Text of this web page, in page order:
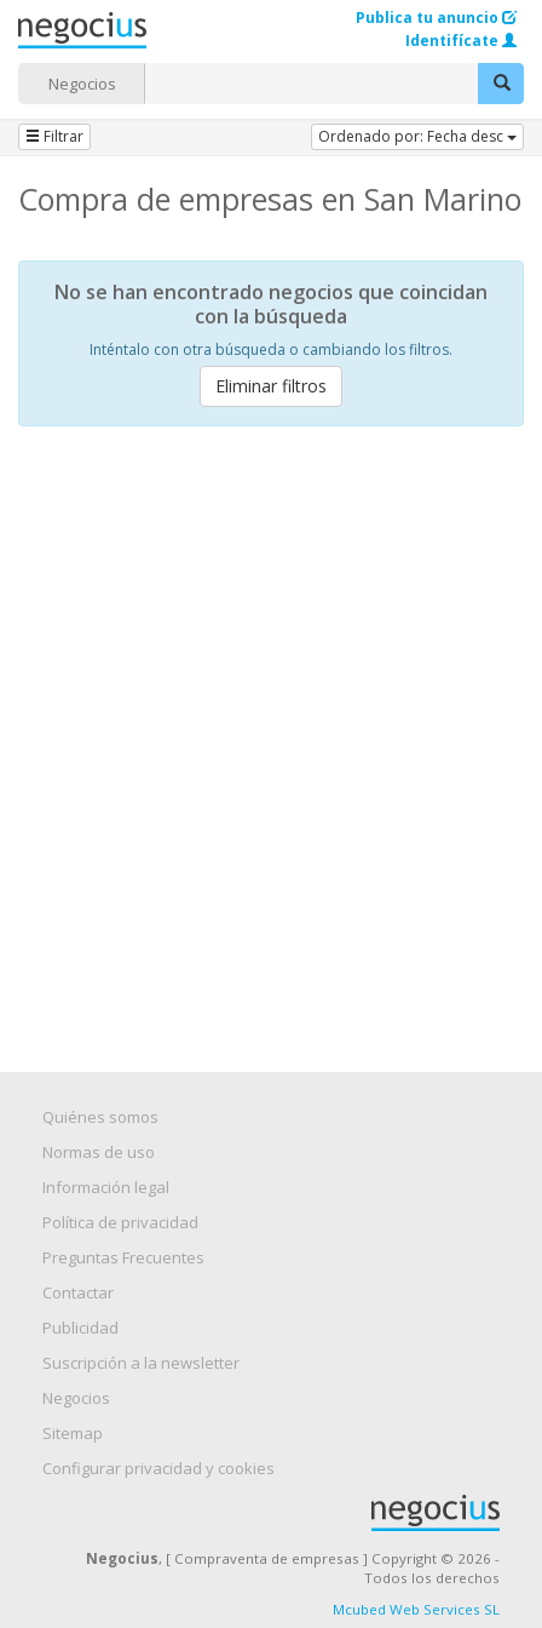
Negocios
Publica tu anuncio
Identifícate
Filtrar Ordenado por: Fecha desc
Compra de empresas en San Marino
No se han encontrado negocios que coincidan
con la búsqueda
Inténtalo con otra búsqueda o cambiando los filtros.
Eliminar filtros
Quiénes somos
Normas de uso
Información legal
Política de privacidad
Preguntas Frecuentes
Contactar
Publicidad
Suscripción a la newsletter
Negocios
Sitemap
Configurar privacidad y cookies
Negocius, [ Compraventa de empresas ] Copyright © 2026 -
Todos los derechos
Mcubed Web Services SL